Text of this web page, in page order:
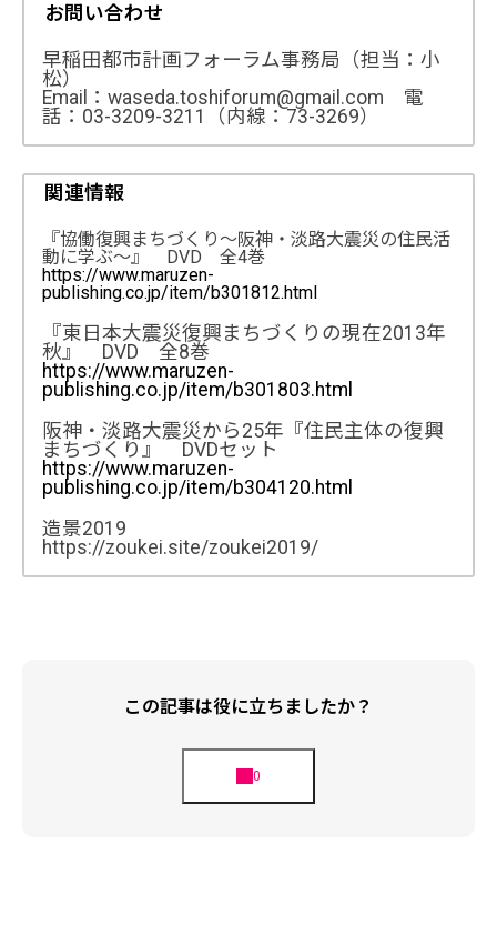
お問い合わせ
早稲田都市計画フォーラム事務局（担当：小
松）
Email：waseda.toshiforum@gmail.com 電
話：03-3209-3211（内線：73-3269）
関連情報
『協働復興まちづくり〜阪神・淡路大震災の住民活
動に学ぶ〜』 DVD 全4巻
https://www.maruzen-
publishing.co.jp/item/b301812.html
『東日本大震災復興まちづくりの現在2013年
秋』 DVD 全8巻
https://www.maruzen-
publishing.co.jp/item/b301803.html
阪神・淡路大震災から25年『住民主体の復興
まちづくり』 DVDセット
https://www.maruzen-
publishing.co.jp/item/b304120.html
造景2019
https://zoukei.site/zoukei2019/
この記事は役に立ちましたか？